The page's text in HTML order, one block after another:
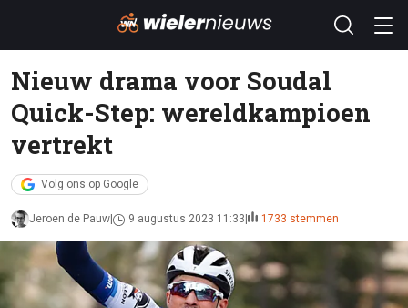
Nieuw drama voor Soudal
Quick-Step: wereldkampioen
vertrekt
Volg ons op Google
Jeroen de Pauw 9 augustus 2023 11:33 1733 stemmen